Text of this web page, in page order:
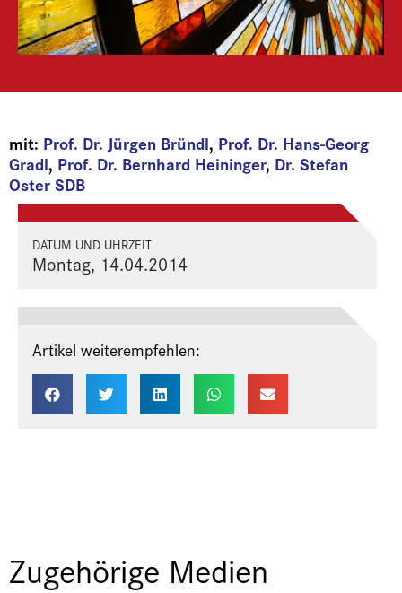
mit: Prof. Dr. Jürgen Bründl, Prof. Dr. Hans-Georg
Gradl, Prof. Dr. Bernhard Heininger, Dr. Stefan
Oster SDB
DATUM UND UHRZEIT
Montag, 14.04.2014
Artikel weiterempfehlen:
Zugehörige Medien